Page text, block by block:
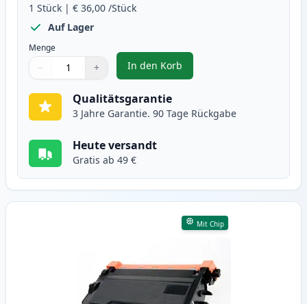
1 Stück | € 36,00 /Stück
Auf Lager
Menge
Verwenden Sie die Tasten, um anzupassen
− +
1
In den Korb
, Brother TN-3430 schwarz toner
Qualitätsgarantie
3 Jahre Garantie. 90 Tage Rückgabe
Heute versandt
Gratis ab 49 €
Mit Chip